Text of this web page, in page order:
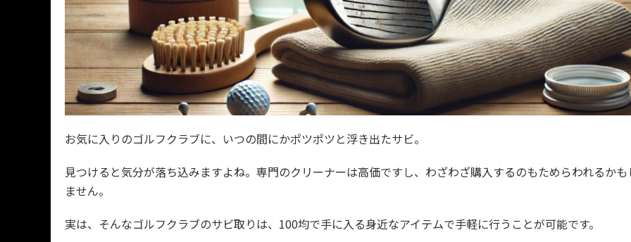
お気に入りのゴルフクラブに、いつの間にかポツポツと浮き出たサビ。
見つけると気分が落ち込みますよね。専門のクリーナーは高価ですし、わざわざ購入するのもためらわれるかも
ません。
実は、そんなゴルフクラブのサビ取りは、100均で手に入る身近なアイテムで手軽に行うことが可能です。